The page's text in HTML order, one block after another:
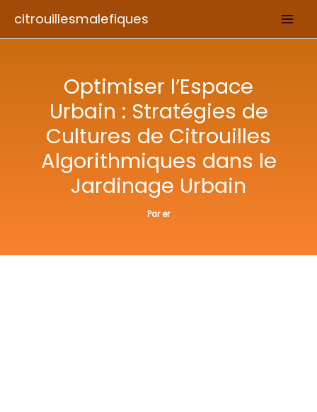
citrouillesmalefiques
Optimiser l’Espace
Urbain : Stratégies de
Cultures de Citrouilles
Algorithmiques dans le
Jardinage Urbain
Parer